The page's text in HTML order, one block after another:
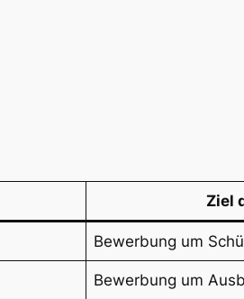
Ziel
Bewerbung um
Bewerbung um